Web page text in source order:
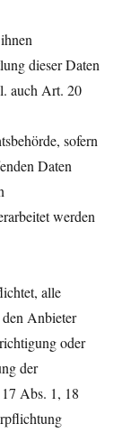
dieser Daten
auch Art. 20
sofern
Daten
werden
alle
den Anbieter
oder
der
Abs. 1, 18